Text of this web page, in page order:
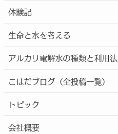
体験記
生命と水を考える
アルカリ電解水の種類と利用法
こはだブログ（全投稿一覧）
トピック
会社概要